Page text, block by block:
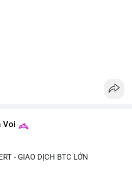
Voi
- GIAO DỊCH BTC LỚN